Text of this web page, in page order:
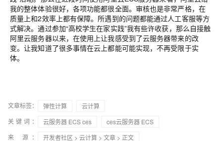
我的整体体验很好，各项功能都很全面。审核也是非常严格，在
质量上和2效率上都有保障。所遇到的问题都能通过人工客服等方
式解决。通过参加“高校学生在家实践”我有些许收获，那么自接触
阿里云服务器以来，在使用上让我感受到了云服务器带来的改
变。让我知道了很多事情在云上都能可能实现，不再受限于实
体。
文章标签： 弹性计算
云计算
关键词：
云服务器 ECS ces
ces云服务器 ECS
来 源：
开发者社区 > 云计算 > 文章 > 正文